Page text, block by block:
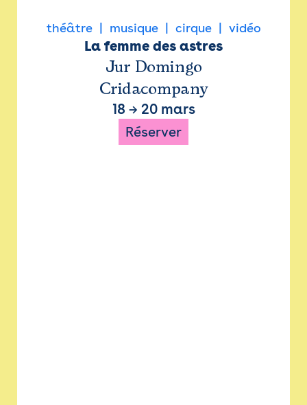
théâtre musique cirque vidéo
La femme des astres
Jur Domingo
Cridacompany
18 → 20 mars
Réserver